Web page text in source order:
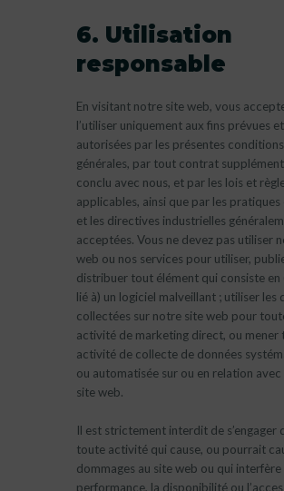
6. Utilisation
responsable
En visitant notre site web, vous
l’utiliser uniquement aux fins prévues et
autorisées par les présentes conditions
générales, par tout contrat
conclu avec nous, et par les lois et
applicables, ainsi que par les pratiques
et les directives industrielles
acceptées. Vous ne devez pas utiliser
web ou nos services pour utiliser,
distribuer tout élément qui consiste en
lié à) un logiciel malveillant ; utiliser les
collectées sur notre site web pour
activité de marketing direct, ou mener
activité de collecte de données
ou automatisée sur ou en relation
site web.
Il est strictement interdit de s’engager
toute activité qui cause, ou pourrait
dommages au site web ou qui interfère
performance, la disponibilité ou